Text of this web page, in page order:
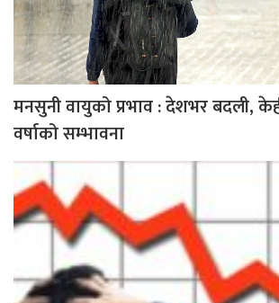
मनसुनी वायुको प्रभाव : देशभर बदली,
वर्षाको सम्भावना